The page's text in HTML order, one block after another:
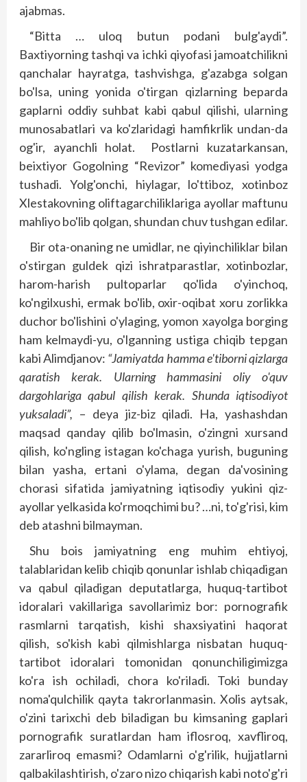
ajabmas.
“Bitta … uloq butun podani bulg'aydi”.
Baxtiyorning tashqi va ichki qiyofasi jamoatchilikni
qanchalar hayratga, tashvishga, g'azabga solgan
bo'lsa, uning yonida o'tirgan qizlarning beparda
gaplarni oddiy suhbat kabi qabul qilishi, ularning
munosabatlari va ko'zlaridagi hamfikrlik undan-da
og'ir, ayanchli holat. Postlarni kuzatarkansan,
beixtiyor Gogolning “Revizor” komediyasi yodga
tushadi. Yolg'onchi, hiylagar, lo'ttiboz, xotinboz
Xlestakovning oliftagarchiliklariga ayollar maftunu
mahliyo bo'lib qolgan, shundan chuv tushgan edilar.
Bir ota-onaning ne umidlar, ne qiyinchiliklar bilan
o'stirgan guldek qizi ishratparastlar, xotinbozlar,
harom-harish pultoparlar qo'lida o'yinchoq,
ko'ngilxushi, ermak bo'lib, oxir-oqibat xoru zorlikka
duchor bo'lishini o'ylaging, yomon xayolga borging
ham kelmaydi-yu, o'lganning ustiga chiqib tepgan
kabi Alimdjanov: “Jamiyatda hamma e'tiborni qizlarga
qaratish kerak. Ularning hammasini oliy o'quv
dargohlariga qabul qilish kerak. Shunda iqtisodiyot
yuksaladi”, – deya jiz-biz qiladi. Ha, yashashdan
maqsad qanday qilib bo'lmasin, o'zingni xursand
qilish, ko'ngling istagan ko'chaga yurish, buguning
bilan yasha, ertani o'ylama, degan da'vosining
chorasi sifatida jamiyatning iqtisodiy yukini qiz-
ayollar yelkasida ko'rmoqchimi bu? …ni, to'g'risi, kim
deb atashni bilmayman.
Shu bois jamiyatning eng muhim ehtiyoj,
talablaridan kelib chiqib qonunlar ishlab chiqadigan
va qabul qiladigan deputatlarga, huquq-tartibot
idoralari vakillariga savollarimiz bor: pornografik
rasmlarni tarqatish, kishi shaxsiyatini haqorat
qilish, so'kish kabi qilmishlarga nisbatan huquq-
tartibot idoralari tomonidan qonunchiligimizga
ko'ra ish ochiladi, chora ko'riladi. Toki bunday
noma'qulchilik qayta takrorlanmasin. Xolis aytsak,
o'zini tarixchi deb biladigan bu kimsaning gaplari
pornografik suratlardan ham iflosroq, xavfliroq,
zararliroq emasmi? Odamlarni o'g'rilik, hujjatlarni
qalbakilashtirish, o'zaro nizo chiqarish kabi noto'g'ri